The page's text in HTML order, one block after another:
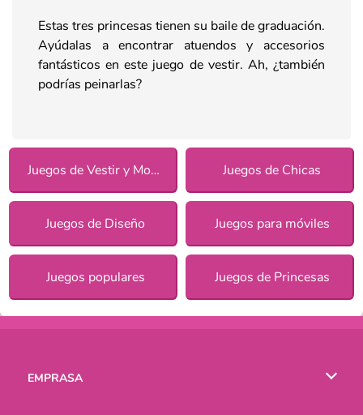
Estas tres princesas tienen su baile de graduación.
Ayúdalas a encontrar atuendos y accesorios
fantásticos en este juego de vestir. Ah, ¿también
podrías peinarlas?
Juegos de Vestir y Moda Juegos de Chicas
Juegos de Diseño Juegos para móviles
Juegos populares Juegos de Princesas
EMPRASA